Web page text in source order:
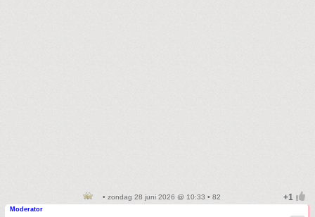
• zondag 28 juni 2026 @ 10:33 • 82
Moderator